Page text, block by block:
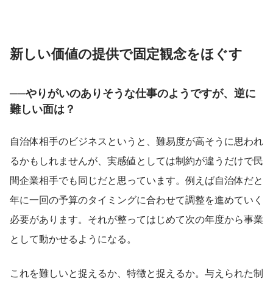
新しい価値の提供で固定観念をほぐす
──やりがいのありそうな仕事のようですが、逆に
難しい面は？
自治体相手のビジネスというと、難易度が高そうに思われ
るかもしれませんが、実感値としては制約が違うだけで民
間企業相手でも同じだと思っています。例えば自治体だと
年に一回の予算のタイミングに合わせて調整を進めていく
必要があります。それが整ってはじめて次の年度から事業
として動かせるようになる。
これを難しいと捉えるか、特徴と捉えるか。与えられた制